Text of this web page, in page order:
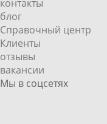
контакты
блог
Справочный центр
Клиенты
отзывы
вакансии
Мы в соцсетях